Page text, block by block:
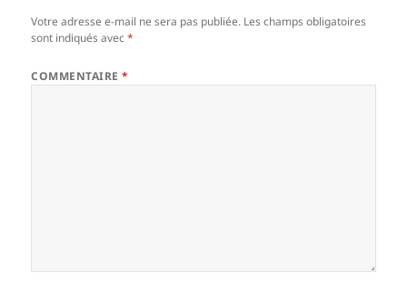
Votre adresse e-mail ne sera pas publiée. Les champs obligatoires
sont indiqués avec*
COMMENTAIRE*